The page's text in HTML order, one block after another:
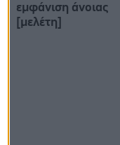
εμφάνιση άνοιας
[μελέτη]